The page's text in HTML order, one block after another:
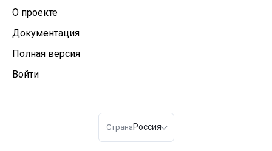
О проекте
Документация
Полная версия
Войти
Страна Россия